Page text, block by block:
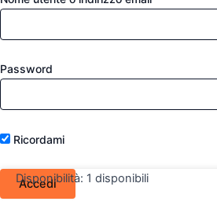
Password
Ricordami
Disponibilità: 1 disponibili